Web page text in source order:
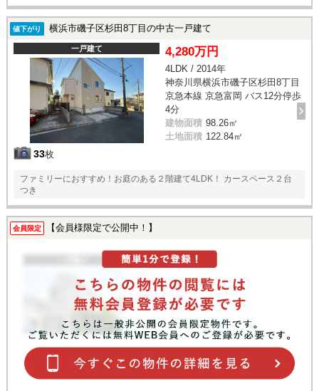
値下がり 横浜市磯子区杉田8丁目の中古一戸建て
一戸建て
33枚
4,280万円
4LDK / 2014年
神奈川県横浜市磯子区杉田8丁目
京急本線 京急富岡 バス12分停歩
4分
建物面積 98.26㎡
土地面積 122.84㎡
ファミリーにおすすめ！お庭のある２階建て4LDK！ カースペース２台
つき
会員限定 【会員様限定で公開中！】